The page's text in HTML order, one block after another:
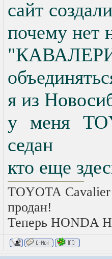
сайт
почему нет
я из
у меня
седан
кто еще
TOYOTA Cavalier
продан!
Теперь HONDA